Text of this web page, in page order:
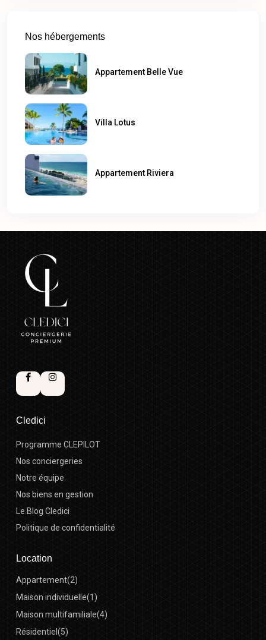
Nos hébergements
Appartement Belle Vue
Villa Lotus
Appartement Riviera
Cledici
Programme CLEPILOT
Nos conciergeries
Notre équipe
Nos biens en gestion
Le Blog Cledici
Politique de confidentialité
Location
Appartement(2)
Maison individuelle(1)
Maison multifamiliale(4)
Résidentiel (5)